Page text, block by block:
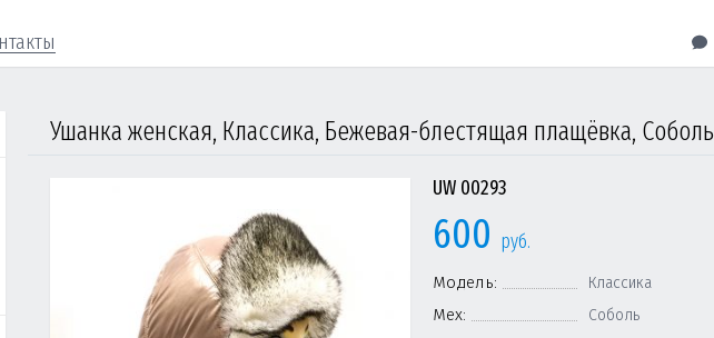
Ушанка женская, Классика, Бежевая-блестящая плащёвка, Соболь
UW 00293
600 руб.
Модель: Классика
Мех: Соболь